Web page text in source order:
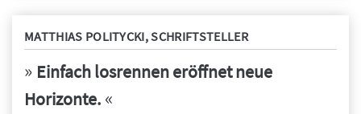
MATTHIAS POLITYCKI, SCHRIFTSTELLER
» Einfach losrennen eröffnet neue
Horizonte. «